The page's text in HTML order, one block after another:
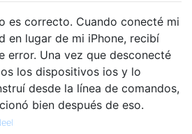
es correcto. Cuando conecté mi
en lugar de mi iPhone, recibí
error. Una vez que desconecté
los dispositivos ios y lo
desde la línea de comandos,
bien después de eso.